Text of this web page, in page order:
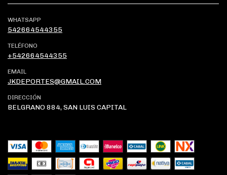
WHATSAPP
542664544355
TELÉFONO
+542664544355
EMAIL
JKDEPORTES@GMAIL.COM
DIRECCIÓN
BELGRANO 884, SAN LUIS CAPITAL